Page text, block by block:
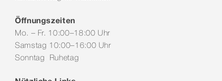
Öffnungszeiten
Mo. – Fr. 10:00–18:00 Uhr
Samstag 10:00–16:00 Uhr
Sonntag Ruhetag